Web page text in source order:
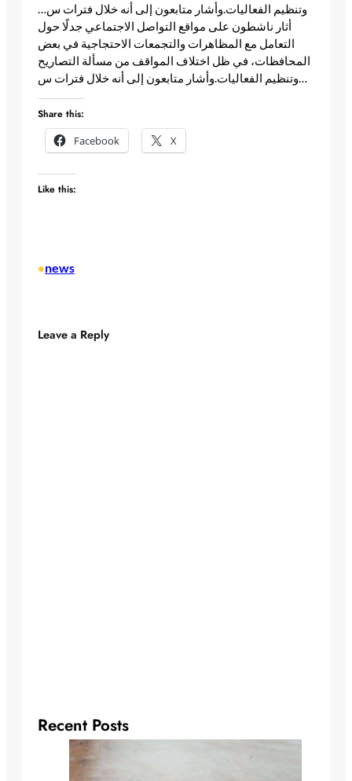
وتنظيم الفعاليات.وأشار متابعون إلى أنه خلال فترات س…​
أثار ناشطون على مواقع التواصل الاجتماعي جدلًا حول
التعامل مع المظاهرات والتجمعات الاحتجاجية في بعض
المحافظات، في ظل اختلاف المواقف من مسألة التصاريح
وتنظيم الفعاليات.وأشار متابعون إلى أنه خلال فترات س… ​
Share this:
Facebook
X
Like this:
•news
Leave a Reply
Recent Posts